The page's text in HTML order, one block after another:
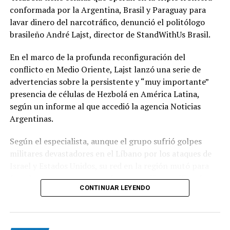
Las causas del accidente todavía son investigadas por
las autoridades brasileñas. Por el momento no se
informó qué provocó la caída del helicóptero. La
tragedia conmocionó a la familia colombiana, que había
llegado a Río pocos días antes con el objetivo de
celebrar un momento especial y terminó enfrentando la
muerte de tres de sus integrantes. NA
conformada por la Argentina, Brasil y Paraguay para
lavar dinero del narcotráfico, denunció el politólogo
brasileño André Lajst, director de StandWithUs Brasil.
En el marco de la profunda reconfiguración del
conflicto en Medio Oriente, Lajst lanzó una serie de
advertencias sobre la persistente y “muy importante”
presencia de células de Hezbolá en América Latina,
según un informe al que accedió la agencia Noticias
Argentinas.
Según el especialista, aunque el grupo sufrió golpes
militares devastadores en el Líbano por los ataques de
fortalecer sus estructuras de narcotráfico, tráfico de
armas y lavado de dinero, informó DNEWS en las últimas
El partido-milicia chií libanés Hezbolá fue declarado
CONTINUAR LEYENDO